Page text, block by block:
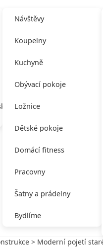
Návštěvy
Koupelny
Kuchyně
Obývací pokoje
Ložnice
Dětské pokoje
Domácí fitness
Pracovny
Šatny a prádelny
Bydlíme
> Moderní pojetí